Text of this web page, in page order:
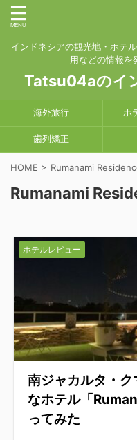
インドネシアの観光地・ホテ
用などの情報を
Tatsu04aのイ
海外旅行 ホ
歯列矯正
HOME > Rumanami
Rumanami
ホテルレビュー
南ジャカルタ・
なホテル「
ってみた